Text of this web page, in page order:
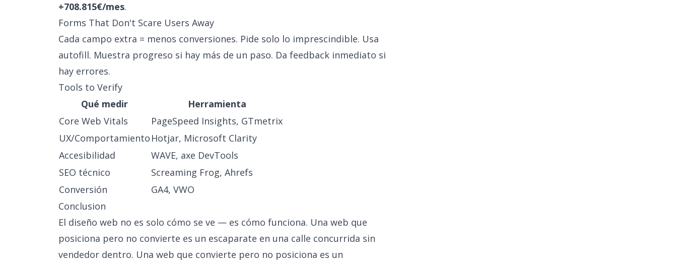
+708.815€/mes.
Forms That Don't Scare Users Away
Cada campo extra = menos conversiones. Pide solo lo imprescindible. Usa
autofill. Muestra progreso si hay más de un paso. Da feedback inmediato si
hay errores.
Tools to Verify
Qué medir
Herramienta
Core Web Vitals
PageSpeed Insights, GTmetrix
UX/Comportamiento Hotjar, Microsoft Clarity
Accesibilidad
WAVE, axe DevTools
SEO técnico
Screaming Frog, Ahrefs
Conversión
GA4, VWO
Conclusion
El diseño web no es solo cómo se ve — es cómo funciona. Una web que
posiciona pero no convierte es un escaparate en una calle concurrida sin
vendedor dentro. Una web que convierte pero no posiciona es un